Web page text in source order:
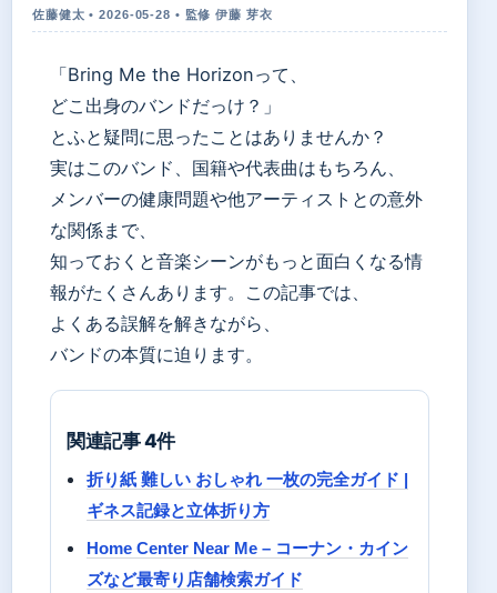
佐藤健太 • 2026-05-28 • 監修 伊藤 芽衣
「Bring Me the Horizonって、
どこ出身のバンドだっけ？」
とふと疑問に思ったことはありませんか？
実はこのバンド、国籍や代表曲はもちろん、
メンバーの健康問題や他アーティストとの意外
な関係まで、
知っておくと音楽シーンがもっと面白くなる情
報がたくさんあります。この記事では、
よくある誤解を解きながら、
バンドの本質に迫ります。
関連記事 4件
折り紙 難しい おしゃれ 一枚の完全ガイド |
ギネス記録と立体折り方
Home Center Near Me – コーナン・カイン
ズなど最寄り店舗検索ガイド